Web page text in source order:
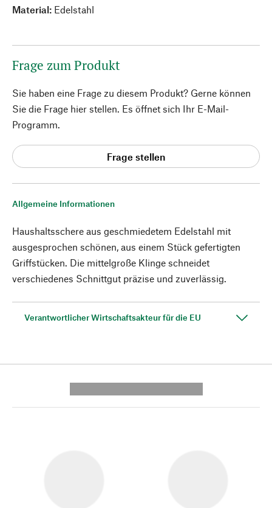
Allgemeine Informationen
Haushaltsschere aus geschmiedetem Edelstahl mit
ausgesprochen schönen, aus einem Stück gefertigten
Griffstücken. Die mittelgroße Klinge schneidet
verschiedenes Schnittgut präzise und zuverlässig.
Verantwortlicher Wirtschaftsakteur für die EU
Material: Edelstahl
Frage zum Produkt
Sie haben eine Frage zu diesem Produkt? Gerne können
Sie die Frage hier stellen. Es öffnet sich Ihr E-Mail-
Programm.
Frage stellen